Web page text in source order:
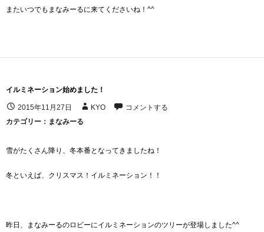
またいつでもまなみーるに来てくださいね！^^
イルミネーション始めました！
2015年11月27日 KYO
コメントする
カテゴリー： まなみーる
雪がたくさん降り、冬本番となってきましたね！
冬といえば、クリスマス！イルミネーション！！
昨日、まなみーるのロビーにイルミネーションのツリーが登場しました^^